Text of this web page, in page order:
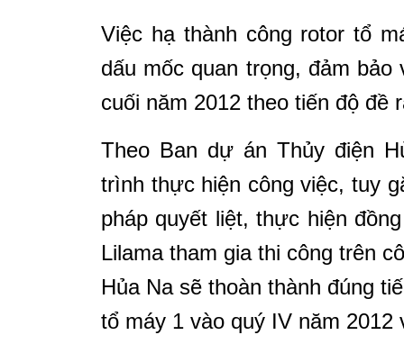
Việc hạ thành công rotor tổ
dấu mốc quan trọng, đảm
cuối năm 2012 theo tiến độ đề
Theo Ban dự án Thủy điện
trình thực hiện công việc, tuy
pháp quyết liệt, thực hiện
Lilama tham gia thi công trên
Hủa Na sẽ thoàn thành đúng
tổ máy 1 vào quý IV năm